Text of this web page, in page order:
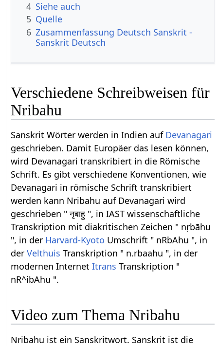
4 Siehe auch
5 Quelle
6 Zusammenfassung Deutsch Sanskrit -
Sanskrit Deutsch
Verschiedene Schreibweisen für
Nribahu
Sanskrit Wörter werden in Indien auf Devanagari
geschrieben. Damit Europäer das lesen können,
wird Devanagari transkribiert in die Römische
Schrift. Es gibt verschiedene Konventionen, wie
Devanagari in römische Schrift transkribiert
werden kann Nribahu auf Devanagari wird
geschrieben " नृबाहु ", in IAST wissenschaftliche
Transkription mit diakritischen Zeichen " nṛbāhu
", in der Harvard-Kyoto Umschrift " nRbAhu ", in
derVelthuis Transkription " n.rbaahu ", in der
modernen InternetItrans Transkription "
nR^ibAhu ".
Video zum Thema Nribahu
Nribahu ist ein Sanskritwort. Sanskrit ist die